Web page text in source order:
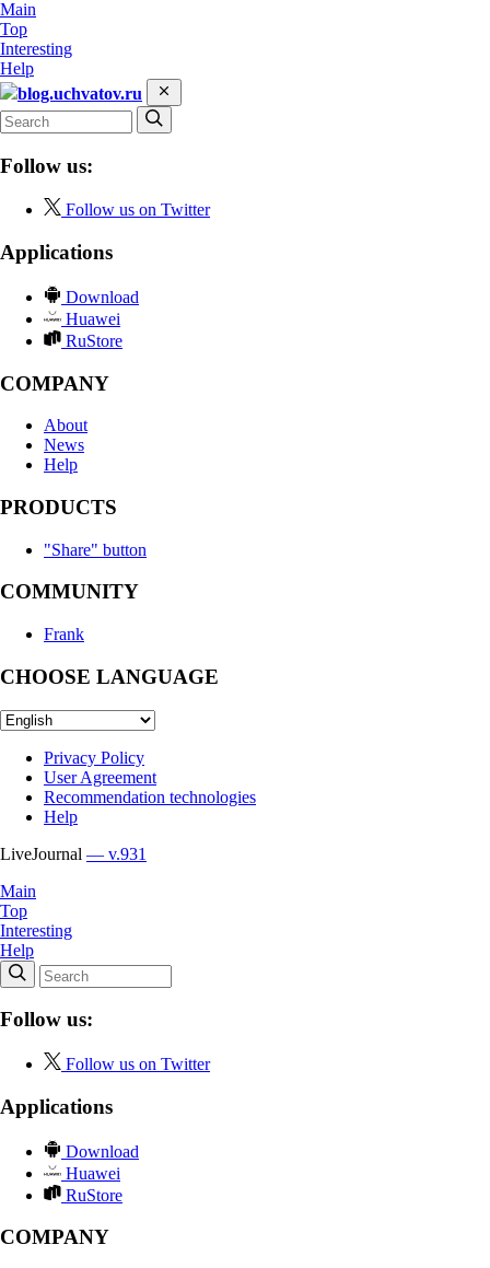
Main
Top
Interesting
Help
blog.uchvatov.ru
Follow us:
Follow us on Twitter
Applications
Download
Huawei
RuStore
COMPANY
About
News
Help
PRODUCTS
"Share" button
COMMUNITY
Frank
CHOOSE LANGUAGE
Privacy Policy
User Agreement
Recommendation technologies
Help
LiveJournal — v.931
Main
Top
Interesting
Help
Follow us:
Follow us on Twitter
Applications
Download
Huawei
RuStore
COMPANY